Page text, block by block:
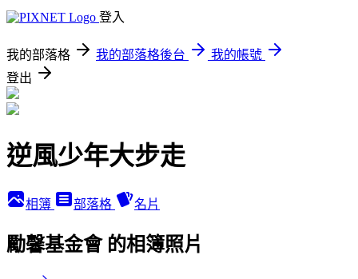
登入
我的部落格 我的部落格後台
我的帳號
登出
逆風少年大步走
相簿 部落格 名片
勵馨基金會 的相簿照片